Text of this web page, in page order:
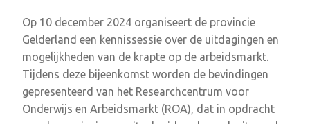
Op 10 december 2024 organiseert de provincie
Gelderland een kennissessie over de uitdagingen en
mogelijkheden van de krapte op de arbeidsmarkt.
Tijdens deze bijeenkomst worden de bevindingen
gepresenteerd van het Researchcentrum voor
Onderwijs en Arbeidsmarkt (ROA), dat in opdracht